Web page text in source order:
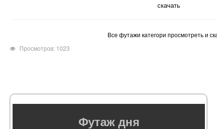
скачать
Все футажи категори просмотреть и
Просмотров: 1023
Футаж дня